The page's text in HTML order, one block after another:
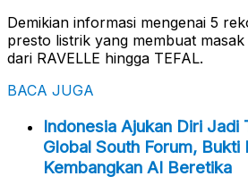
Demikian informasi mengenai 5
presto listrik yang membuat
dari RAVELLE hingga TEFAL.
BACA JUGA
Indonesia Ajukan Diri Jadi
Global South Forum, Bukti
Kembangkan AI Beretika